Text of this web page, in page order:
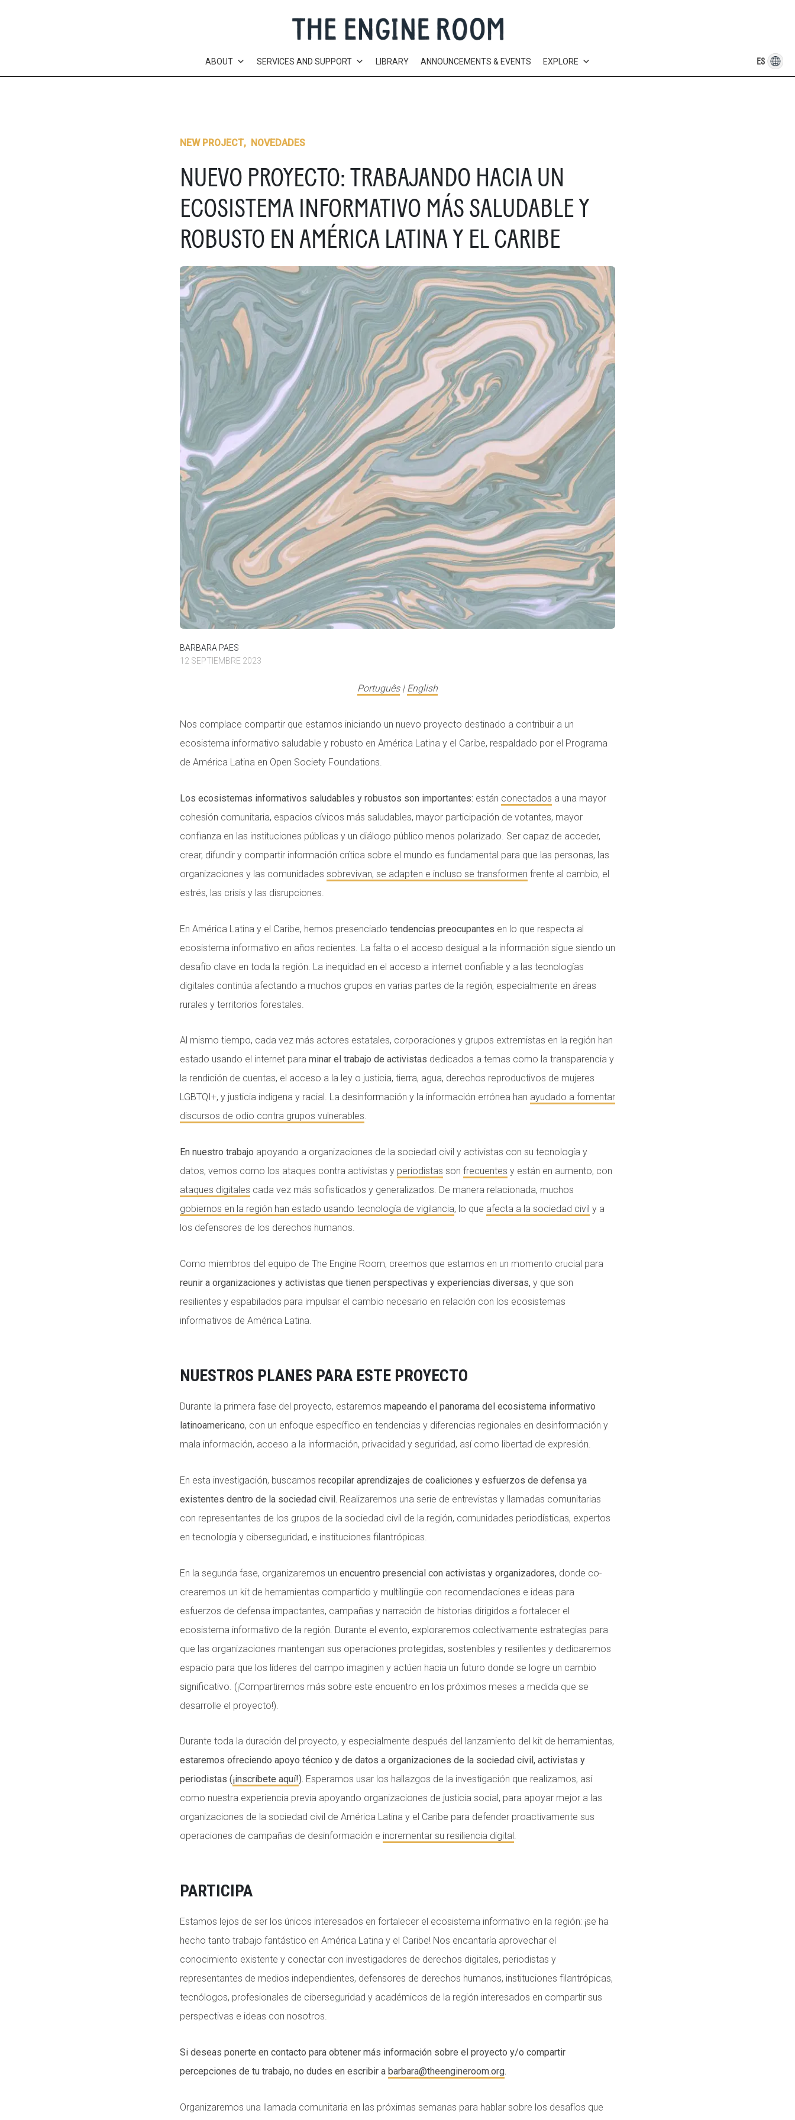
ABOUT SERVICES AND SUPPORT LIBRARY ANNOUNCEMENTS & EVENTS EXPLORE
NEW PROJECT, NOVEDADES
NUEVO PROYECTO: TRABAJANDO HACIA UN
ECOSISTEMA INFORMATIVO MÁS SALUDABLE Y
ROBUSTO EN AMÉRICA LATINA Y EL CARIBE
BARBARA PAES
12 SEPTIEMBRE 2023
Português| English
Nos complace compartir que estamos iniciando un nuevo proyecto destinado a contribuir a un
ecosistema informativo saludable y robusto en América Latina y el Caribe, respaldado por el Programa
de América Latina en Open Society Foundations.
Los ecosistemas informativos saludables y robustos son importantes: están conectados a una mayor
cohesión comunitaria, espacios cívicos más saludables, mayor participación de votantes, mayor
confianza en las instituciones públicas y un diálogo público menos polarizado. Ser capaz de acceder,
crear, difundir y compartir información crítica sobre el mundo es fundamental para que las personas, las
organizaciones y las comunidades sobrevivan, se adapten e incluso se transformen frente al cambio, el
estrés, las crisis y las disrupciones.
En América Latina y el Caribe, hemos presenciado tendencias preocupantes en lo que respecta al
ecosistema informativo en años recientes. La falta o el acceso desigual a la información sigue siendo un
desafío clave en toda la región. La inequidad en el acceso a internet confiable y a las tecnologías
digitales continúa afectando a muchos grupos en varias partes de la región, especialmente en áreas
rurales y territorios forestales.
Al mismo tiempo, cada vez más actores estatales, corporaciones y grupos extremistas en la región han
estado usando el internet para minar el trabajo de activistas dedicados a temas como la transparencia y
la rendición de cuentas, el acceso a la ley o justicia, tierra, agua, derechos reproductivos de mujeres
LGBTQI+, y justicia indigena y racial. La desinformación y la información errónea han ayudado a fomentar
discursos de odio contra grupos vulnerables.
En nuestro trabajo apoyando a organizaciones de la sociedad civil y activistas con su tecnología y
datos, vemos como los ataques contra activistas y periodistas son frecuentes y están en aumento, con
ataques digitales cada vez más sofisticados y generalizados. De manera relacionada, muchos
gobiernos en la región han estado usando tecnología de vigilancia, lo que afecta a la sociedad civil y a
los defensores de los derechos humanos.
Como miembros del equipo de The Engine Room, creemos que estamos en un momento crucial para
reunir a organizaciones y activistas que tienen perspectivas y experiencias diversas, y que son
resilientes y espabilados para impulsar el cambio necesario en relación con los ecosistemas
informativos de América Latina.
NUESTROS PLANES PARA ESTE PROYECTO
Durante la primera fase del proyecto, estaremos mapeando el panorama del ecosistema informativo
latinoamericano, con un enfoque específico en tendencias y diferencias regionales en desinformación y
mala información, acceso a la información, privacidad y seguridad, así como libertad de expresión.
En esta investigación, buscamos recopilar aprendizajes de coaliciones y esfuerzos de defensa ya
existentes dentro de la sociedad civil. Realizaremos una serie de entrevistas y llamadas comunitarias
con representantes de los grupos de la sociedad civil de la región, comunidades periodísticas, expertos
en tecnología y ciberseguridad, e instituciones filantrópicas.
En la segunda fase, organizaremos un encuentro presencial con activistas y organizadores, donde co-
crearemos un kit de herramientas compartido y multilingüe con recomendaciones e ideas para
esfuerzos de defensa impactantes, campañas y narración de historias dirigidos a fortalecer el
ecosistema informativo de la región. Durante el evento, exploraremos colectivamente estrategias para
que las organizaciones mantengan sus operaciones protegidas, sostenibles y resilientes y dedicaremos
espacio para que los líderes del campo imaginen y actúen hacia un futuro donde se logre un cambio
significativo. (¡Compartiremos más sobre este encuentro en los próximos meses a medida que se
desarrolle el proyecto!).
Durante toda la duración del proyecto, y especialmente después del lanzamiento del kit de herramientas,
estaremos ofreciendo apoyo técnico y de datos a organizaciones de la sociedad civil, activistas y
periodistas (¡inscríbete aquí!). Esperamos usar los hallazgos de la investigación que realizamos, así
como nuestra experiencia previa apoyando organizaciones de justicia social, para apoyar mejor a las
organizaciones de la sociedad civil de América Latina y el Caribe para defender proactivamente sus
operaciones de campañas de desinformación e incrementar su resiliencia digital .
PARTICIPA
Estamos lejos de ser los únicos interesados en fortalecer el ecosistema informativo en la región: ¡se ha
hecho tanto trabajo fantástico en América Latina y el Caribe! Nos encantaría aprovechar el
conocimiento existente y conectar con investigadores de derechos digitales, periodistas y
representantes de medios independientes, defensores de derechos humanos, instituciones filantrópicas,
tecnólogos, profesionales de ciberseguridad y académicos de la región interesados en compartir sus
perspectivas e ideas con nosotros.
Si deseas ponerte en contacto para obtener más información sobre el proyecto y/o compartir
percepciones de tu trabajo, no dudes en escribir a barbara@theengineroom.org.
Organizaremos una llamada comunitaria en las próximas semanas para hablar sobre los desafíos que
ES